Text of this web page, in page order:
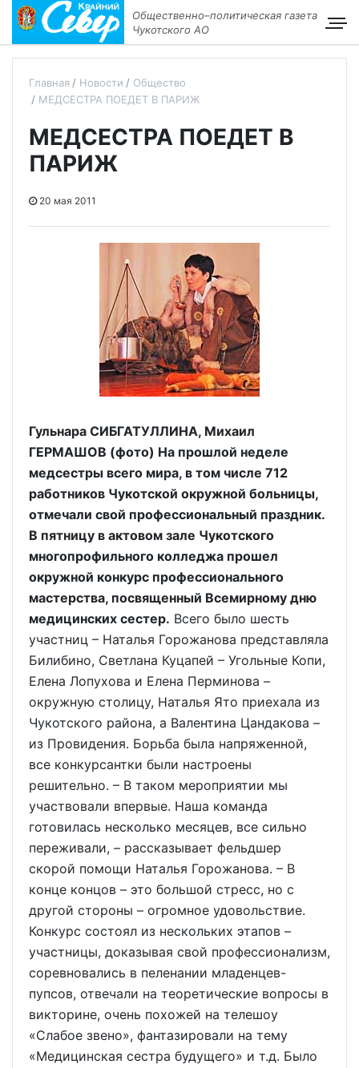
Общественно–политическая газета
Чукотского АО
Главная Новости
Общество
МЕДСЕСТРА ПОЕДЕТ В ПАРИЖ
МЕДСЕСТРА ПОЕДЕТ В
ПАРИЖ
20 мая 2011
Гульнара СИБГАТУЛЛИНА, Михаил
ГЕРМАШОВ (фото) На прошлой неделе
медсестры всего мира, в том числе 712
работников Чукотской окружной больницы,
отмечали свой профессиональный праздник.
В пятницу в актовом зале Чукотского
многопрофильного колледжа прошел
окружной конкурс профессионального
мастерства, посвященный Всемирному дню
медицинских сестер. Всего было шесть
участниц – Наталья Горожанова представляла
Билибино, Светлана Куцапей – Угольные Копи,
Елена Лопухова и Елена Перминова –
окружную столицу, Наталья Ято приехала из
Чукотского района, а Валентина Цандакова –
из Провидения. Борьба была напряженной,
все конкурсантки были настроены
решительно. – В таком мероприятии мы
участвовали впервые. Наша команда
готовилась несколько месяцев, все сильно
переживали, – рассказывает фельдшер
скорой помощи Наталья Горожанова. – В
конце концов – это большой стресс, но с
другой стороны – огромное удовольствие.
Конкурс состоял из нескольких этапов –
участницы, доказывая свой профессионализм,
соревновались в пеленании младенцев-
пупсов, отвечали на теоретические вопросы в
викторине, очень похожей на телешоу
«Слабое звено», фантазировали на тему
«Медицинская сестра будущего» и т.д. Было